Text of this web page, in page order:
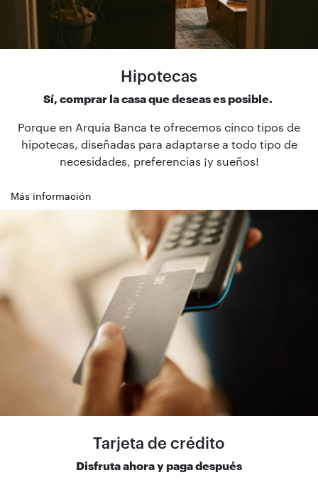
Hipotecas
Sí, comprar la casa que deseas es posible.
Porque en Arquia Banca te ofrecemos cinco tipos de
hipotecas, diseñadas para adaptarse a todo tipo de
necesidades, preferencias ¡y sueños!
Más información
Tarjeta de crédito
Disfruta ahora y paga después